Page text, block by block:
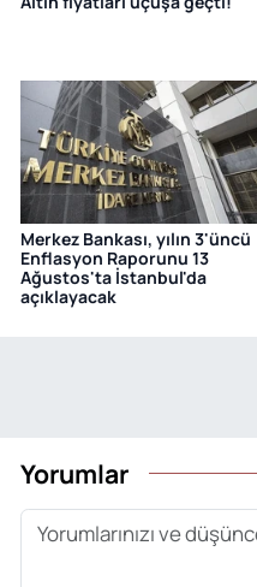
Merkez Bankası, yılın 3'üncü
Enflasyon Raporunu 13
Ağustos'ta İstanbul'da
açıklayacak
Yorumlar